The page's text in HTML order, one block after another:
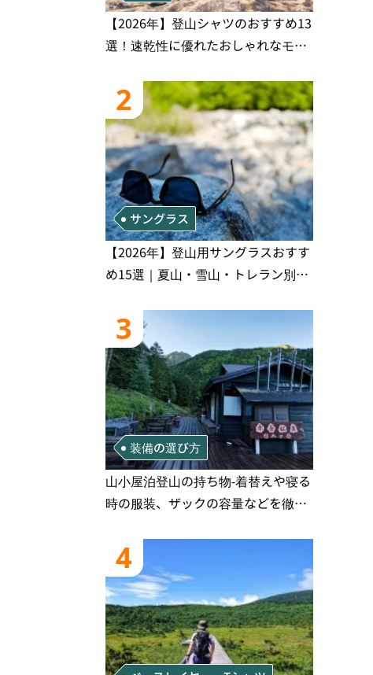
【2026年】登山シャツのおすすめ13
選！速乾性に優れたおしゃれなモデ
2
サングラス
【2026年】登山用サングラスおすす
め15選｜夏山・雪山・トレラン別、
3
装備の選び方
山小屋泊登山の持ち物‐着替えや寝る
時の服装、ザックの容量などを徹底
4